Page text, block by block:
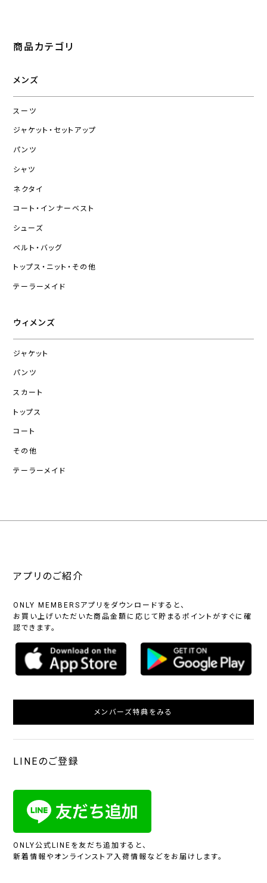
商品カテゴリ
メンズ
スーツ
ジャケット・セットアップ
パンツ
シャツ
ネクタイ
コート・インナーベスト
シューズ
ベルト・バッグ
トップス・ニット・その他
テーラーメイド
ウィメンズ
ジャケット
パンツ
スカート
トップス
コート
その他
テーラーメイド
アプリのご紹介
ONLY MEMBERSアプリをダウンロードすると、
お買い上げいただいた商品金額に応じて貯まるポイントがすぐに確
認できます。
メンバーズ特典をみる
LINEのご登録
ONLY公式LINEを友だち追加すると、
新着情報やオンラインストア入荷情報などをお届けします。